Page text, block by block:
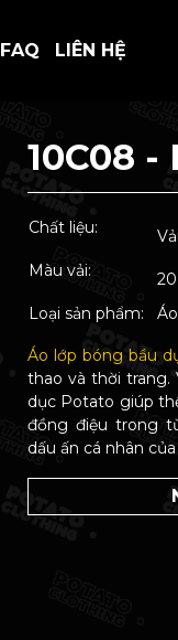
FAQ LIÊN HỆ
10C08 -
Chất liệu:
Màu vải:
20
Loại sản phẩm:
Áo lớp bóng bầu
thao và thời trang.
dục Potato giúp
đồng điệu trong
dấu ấn cá nhân